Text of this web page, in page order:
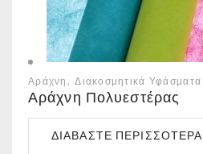
Αράχνη Διακοσμητικά Υφάσματα
Αράχνη Πολυεστέρας
ΔΙΑΒΆΣΤΕ ΠΕΡΙΣΣΌΤΕΡΑ